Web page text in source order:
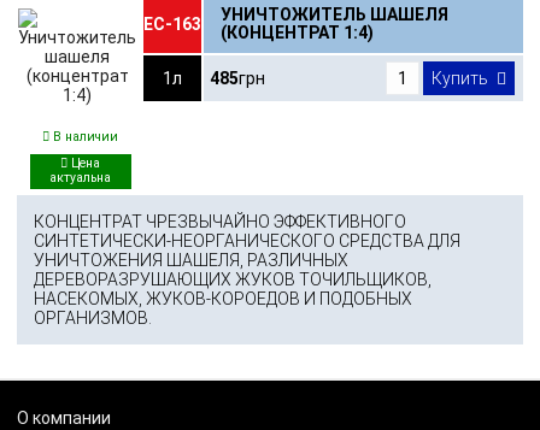
В наличии
ЕС-163
УНИЧТОЖИТЕЛЬ ШАШЕЛЯ
(КОНЦЕНТРАТ 1:4)
1л 485грн Купить
КОНЦЕНТРАТ ЧРЕЗВЫЧАЙНО ЭФФЕКТИВНОГО
СИНТЕТИЧЕСКИ-НЕОРГАНИЧЕСКОГО СРЕДСТВА ДЛЯ
УНИЧТОЖЕНИЯ ШАШЕЛЯ, РАЗЛИЧНЫХ
ДЕРЕВОРАЗРУШАЮЩИХ ЖУКОВ ТОЧИЛЬЩИКОВ,
НАСЕКОМЫХ, ЖУКОВ-КОРОЕДОВ И ПОДОБНЫХ
ОРГАНИЗМОВ.
О компании